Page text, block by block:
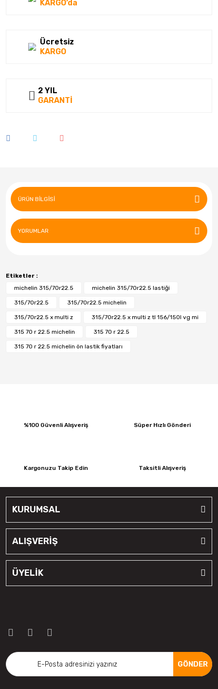
KARGO’da
Ücretsiz
KARGO
2 YIL
GARANTİ
ÜRÜN BILGISI
YORUMLAR
Etiketler :
michelin 315/70r22.5
michelin 315/70r22.5 lastiği
315/70r22.5 315/70r22.5 michelin
315/70r22.5 x multi z 315/70r22.5 x multi z tl 156/150l vg mi
315 70 r 22.5 michelin 315 70 r 22.5
315 70 r 22.5 michelin ön lastik fiyatları
%100 Güvenli Alışveriş Süper Hızlı Gönderi
Kargonuzu Takip Edin Taksitli Alışveriş
KURUMSAL
ALIŞVERİŞ
ÜYELİK
GÖNDER